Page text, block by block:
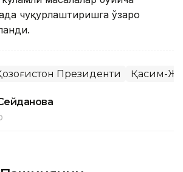
чуқурлаштиришга ўзаро
Президенти Қасим-